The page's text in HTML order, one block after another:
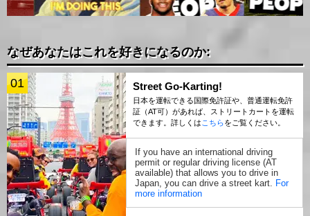
なぜあなたはこれを好きになるのか:
01 Street Go-Karting!
日本を運転できる国際免許証や、普通運転免許
証（AT可）があれば、ストリートカートを運転
できます。詳しくは こちらをご覧ください。
If you have an international driving
permit or regular driving license (AT
available) that allows you to drive in
Japan, you can drive a street kart. For
more information